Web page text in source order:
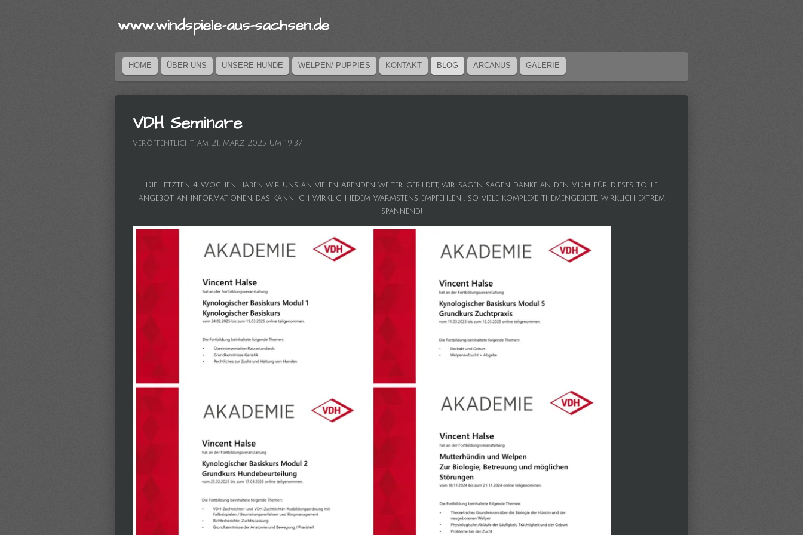
www.windspiele-aus-sachsen.de
HOME ÜBER UNS UNSERE HUNDE WELPEN/ PUPPIES KONTAKT BLOG ARCANUS GALERIE
VDH Seminare
Veröffentlicht am 21. März 2025 um 19:37
Die letzten 4 Wochen haben wir uns an vielen Abenden weiter gebildet, wir sagen sagen danke an den VDH für dieses tolle
angebot an informationen. das kann ich wirklich jedem wärmstens empfehlen . so viele komplexe themengebiete, wirklich extrem
spannend!